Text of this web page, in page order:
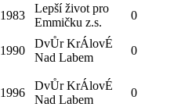
1983
Lepší život pro
Emmičku z.s.
0
1990
DvŮr KrÁlovÉ
Nad Labem
0
1996
DvŮr KrÁlovÉ
Nad Labem
0